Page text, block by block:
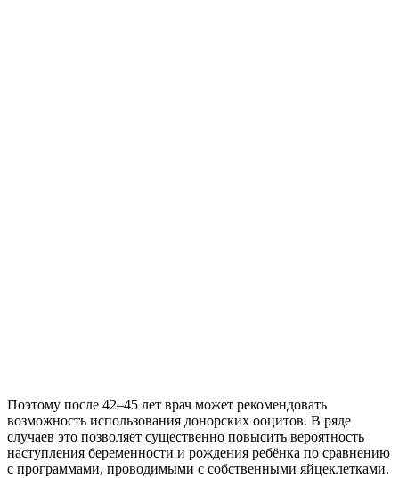
Поэтому после 42–45 лет врач может рекомендовать
возможность использования донорских ооцитов. В ряде
случаев это позволяет существенно повысить вероятность
наступления беременности и рождения ребёнка по сравнению
с программами, проводимыми с собственными яйцеклетками.